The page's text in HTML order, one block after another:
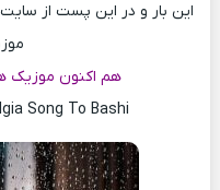
این بار و در این پست از سایت
هم اکنون موزیک
Song To Bashi